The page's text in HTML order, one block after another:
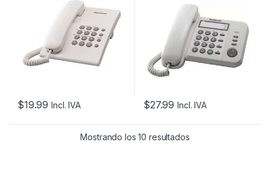
$19.99 Incl. IVA $27.99 Incl. IVA
Mostrando los 10 resultados